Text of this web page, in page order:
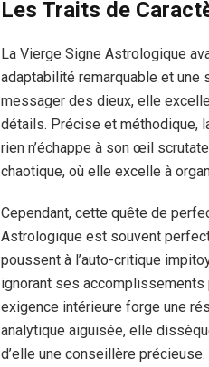
Les Traits de
La Vierge Signe Astrologique
adaptabilité remarquable et une
messager des dieux, elle
détails. Précise et méthodique,
rien n’échappe à son œil
chaotique, où elle excelle à
Cependant, cette quête de
Astrologique est souvent
poussent à l’auto-critique
ignorant ses
exigence intérieure forge une
analytique aiguisée, elle
d’elle une conseillère